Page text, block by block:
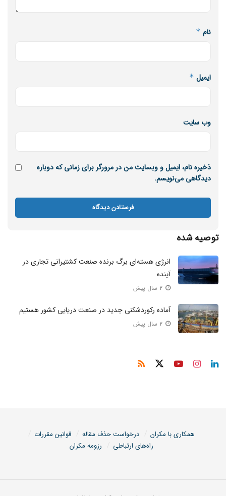
نام *
ایمیل *
وب‌ سایت
ذخیره نام، ایمیل و وبسایت من در مرورگر برای زمانی که دوباره
دیدگاهی می‌نویسم.
توصیه شده
انرژی هسته‌ای برگ برنده صنعت کشتیرانی تجاری در
آینده
آماده رکوردشکنی جدید در صنعت دریایی کشور هستیم
همکاری با مکران درخواست حذف مقاله
قوانین مقررات
راه‌های ارتباطی
رزومه مکران